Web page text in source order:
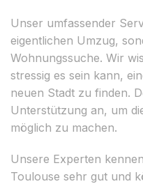
Unser umfassender
eigentlichen Umzug,
Wohnungssuche. Wir
stressig es sein kann,
neuen Stadt zu finden.
Unterstützung an, um
möglich zu machen.
Unsere Experten
Toulouse sehr gut und